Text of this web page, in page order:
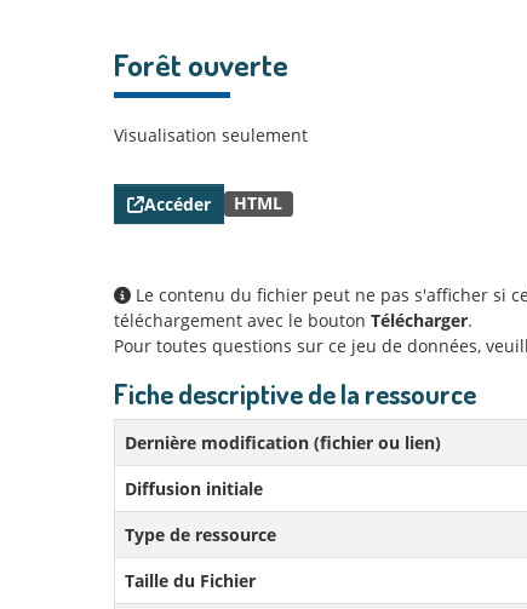
Forêt ouverte
Visualisation seulement
Accéder HTML
Le contenu du fichier peut ne pas s'afficher si
téléchargement avec le bouton Télécharger.
Pour toutes questions sur ce jeu de données,
Fiche descriptive de la ressource
Dernière modification (fichier ou lien)
Diffusion initiale
Type de ressource
Taille du Fichier